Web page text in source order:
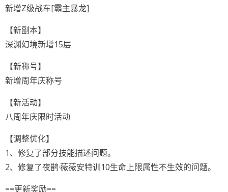
新增Z级战车[霸主暴龙]
【新副本】
深渊幻境新增15层
【新称号】
新增周年庆称号
【新活动】
八周年庆限时活动
【调整优化】
1、修复了部分技能描述问题。
2、修复了夜鹊·薇薇安特训10生命上限属性不生效的问题。
==更新奖励==